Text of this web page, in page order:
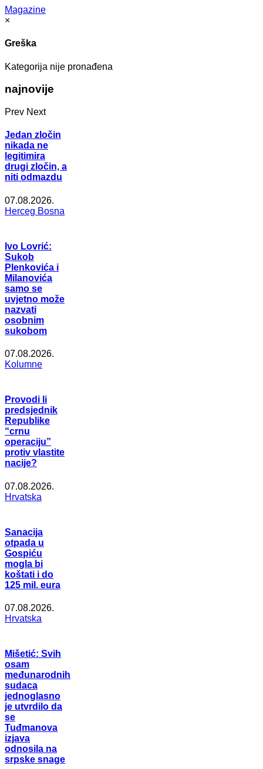
Magazine
×
Greška
Kategorija nije pronađena
najnovije
Prev Next
Jedan zločin
nikada ne
legitimira
drugi zločin, a
niti odmazdu
07.08.2026.
Herceg Bosna
Ivo Lovrić:
Sukob
Plenkovića i
Milanovića
samo se
uvjetno može
nazvati
osobnim
sukobom
07.08.2026.
Kolumne
Provodi li
predsjednik
Republike
“crnu
operaciju”
protiv vlastite
nacije?
07.08.2026.
Hrvatska
Sanacija
otpada u
Gospiću
mogla bi
koštati i do
125 mil. eura
07.08.2026.
Hrvatska
Mišetić: Svih
osam
međunarodnih
sudaca
jednoglasno
je utvrdilo da
se
Tuđmanova
izjava
odnosila na
srpske snage